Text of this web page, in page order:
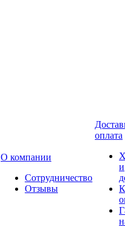
О компании
Сотрудничество
Отзывы
оплата
и